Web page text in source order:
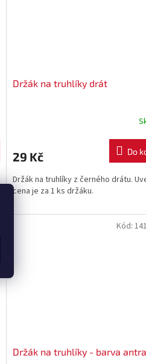
Držák na truhlíky drát
29 Kč Do
Držák na truhlíky z černého drátu.
cena je za 1 ks držáku.
Držák na truhlíky - barva
Kód: